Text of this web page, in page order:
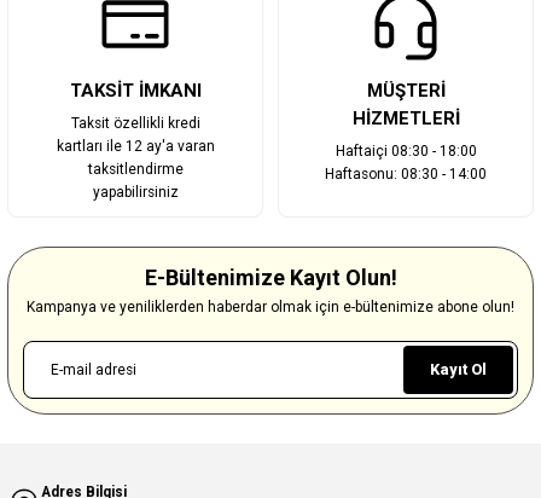
TAKSİT İMKANI
Taksit özellikli kredi
kartları ile 12 ay'a varan
taksitlendirme
yapabilirsiniz
MÜŞTERİ
HİZMETLERİ
Haftaiçi 08:30 - 18:00
Haftasonu: 08:30 - 14:00
E-Bültenimize Kayıt Olun!
Kampanya ve yeniliklerden haberdar olmak için e-bültenimize abone olun!
Kayıt Ol
Adres Bilgisi